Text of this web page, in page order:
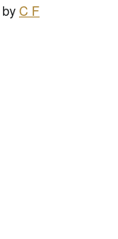
byC F